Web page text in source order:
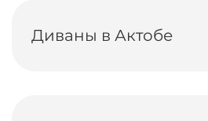
Диваны в Актобе